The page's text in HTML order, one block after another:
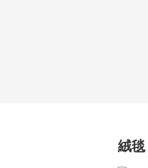
絨毯